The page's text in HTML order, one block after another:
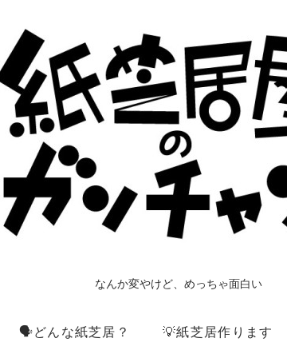
なんか変やけど、めっちゃ面白い
🗣️どんな紙芝居？ 💡紙芝居作ります